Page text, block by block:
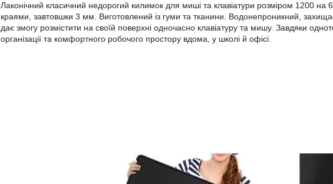
Лаконічний класичний недорогий килимок для миші та клавіатури розміром 1200
краями, завтовшки 3 мм. Виготовлений із гуми та тканини. Водонепроникний,
дає змогу розмістити на своїй поверхні одночасно клавіатуру та мишу. Завдяки
організації та комфортного робочого простору вдома, у школі й офісі.